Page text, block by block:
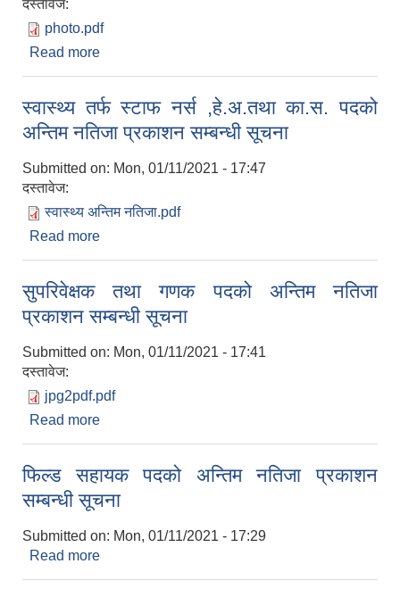
दस्तावेज:
photo.pdf
Read more
स्वास्थ्य तर्फ स्टाफ नर्स ,हे.अ.तथा का.स. पदको
अन्तिम नतिजा प्रकाशन सम्बन्धी सूचना
Submitted on: Mon, 01/11/2021 - 17:47
दस्तावेज:
स्वास्थ्य अन्तिम नतिजा.pdf
Read more
सुपरिवेक्षक तथा गणक पदको अन्तिम नतिजा
प्रकाशन सम्बन्धी सूचना
Submitted on: Mon, 01/11/2021 - 17:41
दस्तावेज:
jpg2pdf.pdf
Read more
फिल्ड सहायक पदको अन्तिम नतिजा प्रकाशन
सम्बन्धी सूचना
Submitted on: Mon, 01/11/2021 - 17:29
Read more